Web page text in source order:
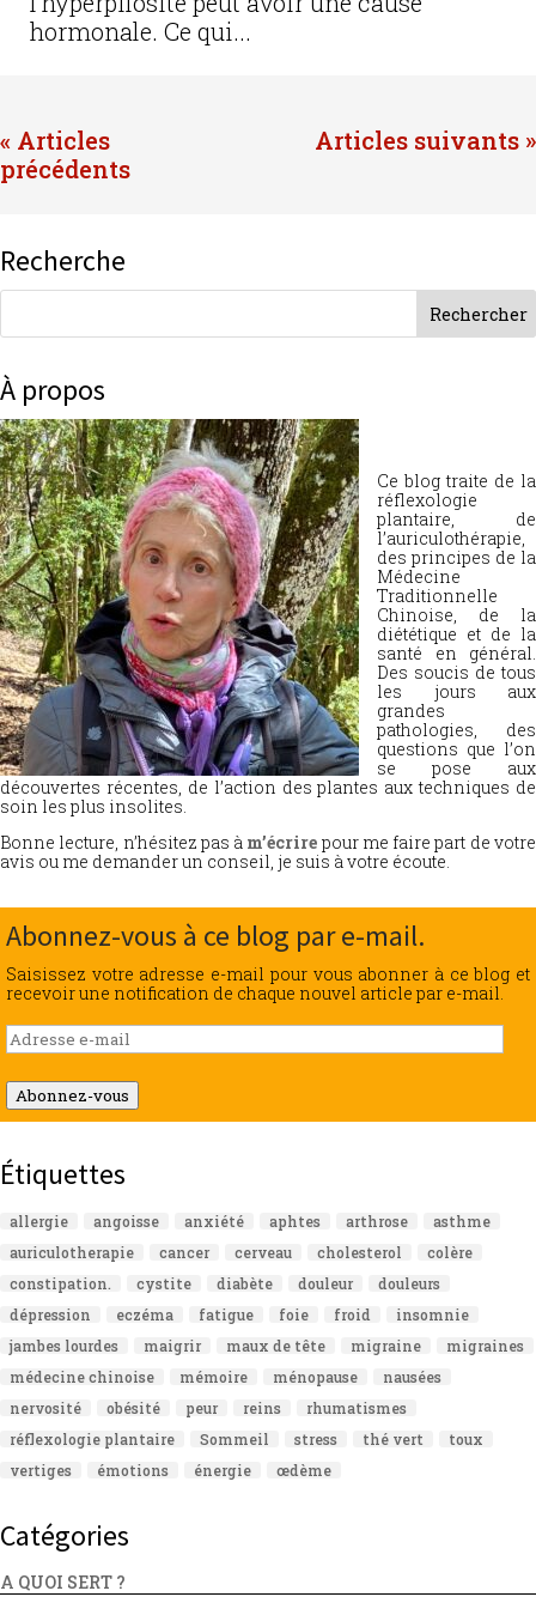
hormonale. Ce qui...
« Entrées précédentes Entrées suivantes »
Recherche
À propos
Ce blog traite de la
réflexologie
plantaire, de
l’auriculothérapie,
des principes de la
Médecine
Traditionnelle
Chinoise, de la
diététique et de la
santé en général.
Des soucis de tous
les jours aux
grandes
pathologies, des
questions que l’on
se pose aux
découvertes récentes, de l’action des plantes aux techniques de
soin les plus insolites.
Bonne lecture, n’hésitez pas à m’écrire pour me faire part de votre
avis ou me demander un conseil, je suis à votre écoute.
Abonnez-vous à ce blog par e-mail.
Saisissez votre adresse e-mail pour vous abonner à ce blog et
recevoir une notification de chaque nouvel article par e-mail.
Adresse
e-
mail
Abonnez-vous
Étiquettes
allergie angoisse anxiété aphtes arthrose
asthme
auriculotherapie
cancer cerveau cholesterol
colère
constipation.
cystite diabète douleur
douleurs
dépression
eczéma fatigue foie froid
insomnie
jambes lourdes
maigrir maux de tête migraine
migraines
médecine chinoise
mémoire ménopause
nausées
nervosité
obésité peur reins
rhumatismes
réflexologie plantaire
Sommeil stress thé vert
toux
vertiges
émotions énergie œdème
Catégories
A QUOI SERT ?